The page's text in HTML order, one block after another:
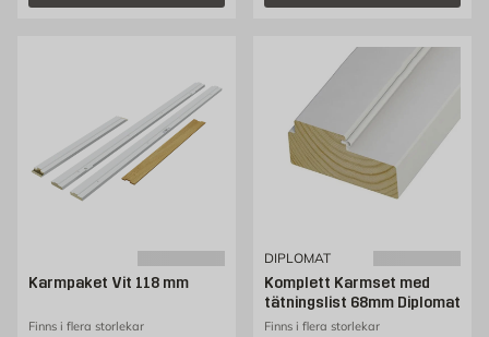
Karmpaket Vit 118 mm
Finns i flera storlekar
DIPLOMAT
Komplett Karmset med
tätningslist 68mm Diplomat
Finns i flera storlekar